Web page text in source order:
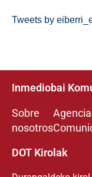
Tweets by
Inmediobai
Sobre
nosotros
DOT Kirolak